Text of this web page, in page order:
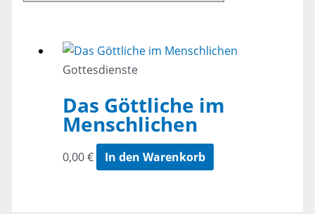
Gottesdienste
Das Göttliche im
Menschlichen
0,00€ In den Warenkorb